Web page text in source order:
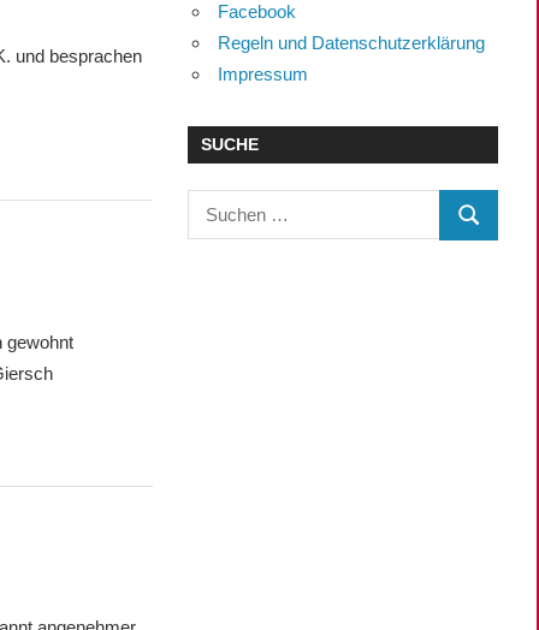
und besprachen
gewohnt
Facebook
Regeln und Datenschutzerklärung
Impressum
SUCHE
Suchen
nach:
SUCHEN